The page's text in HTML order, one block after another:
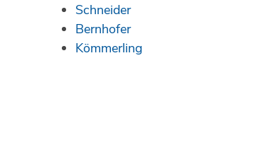
Schneider
Bernhofer
Kömmerling